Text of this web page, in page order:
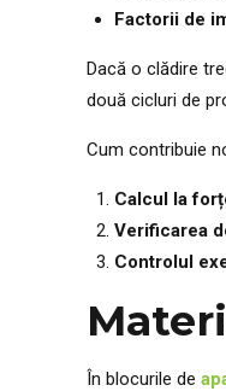
Factorii de
Dacă o clădire
două cicluri de
Cum contribuie
Calcul la
Verificarea
Controlul
În blocurile de